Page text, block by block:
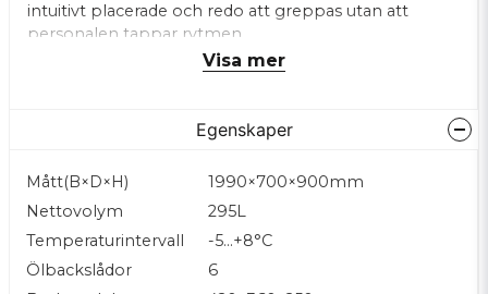
intuitivt placerade och redo att greppas utan att
personalen tappar rytmen.
Bänkarna är tillverkade helt i rostfritt AISI 304-stål,
professionella kök förlitar sig på. AISI 304 står emot
fukt, värme, syror och daglig rengöring betydligt
Enkelt beskrivet:
AISI 201 är som en tunn regnjacka – bra i fint väder.
AISI 304 är skaljackan du använder varje dag, i allting.
Visa mer
Egenskaper
Mått(B×D×H)
1990×700×900mm
Nettovolym
295L
Temperaturintervall
-5…+8°C
Ölbackslådor
6